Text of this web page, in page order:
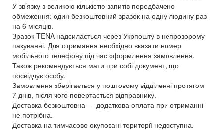
У зв’язку з великою кількістю запитів передбачено
обмеження: один безкоштовний зразок на одну людину раз
на 6 місяців.
Зразок TENA надсилається через Укрпошту в непрозорому
пакуванні. Для отримання необхідно вказати номер
мобільного телефону під час оформлення замовлення.
Також рекомендується мати при собі документ, що
посвідчує особу.
Замовлення зберігається у поштовому відділенні протягом
7 днів, після чого повертається відправнику.
Доставка безкоштовна — додаткова оплата при отриманні
не потрібна.
Доставка на тимчасово окуповані території недоступна.